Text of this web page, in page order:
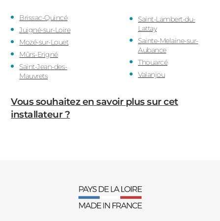
Brissac-Quincé
Juigné-sur-Loire
Mozé-sur-Louet
Mûrs-Erigné
Saint-Jean-des-
Mauvrets
Saint-Lambert-du-
Lattay
Sainte-Melaine-sur-
Aubance
Thouarcé
Valanjou
Vous souhaitez en savoir plus sur cet
installateur ?